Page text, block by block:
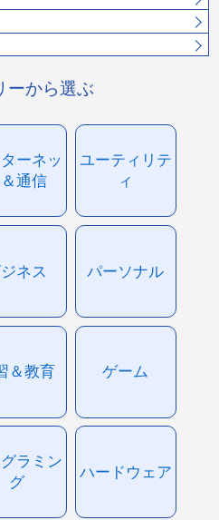
ーから選ぶ
ーネッ
＆通信
ユーティリテ
ィ
ネス パーソナル
＆教育 ゲーム
ラミン
グ
ハードウェア